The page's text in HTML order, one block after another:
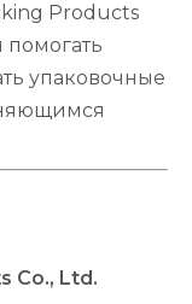
Products
помогать
упаковочные
Co., Ltd.